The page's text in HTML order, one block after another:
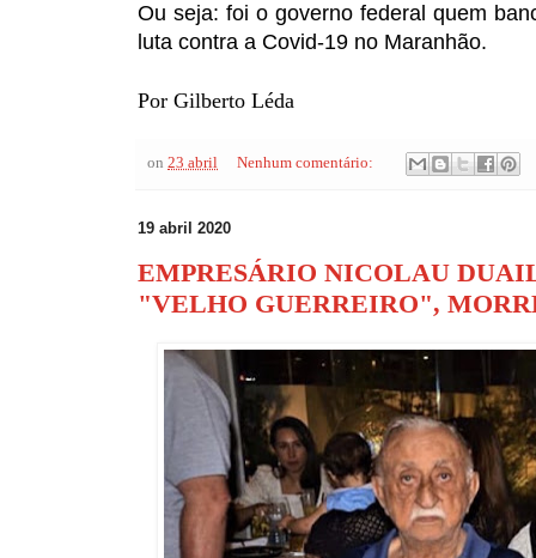
Ou seja: foi o governo federal quem
luta contra a Covid-19 no Maranhão.
Por Gilberto Léda
on 23 abril Nenhum comentário:
19 abril 2020
EMPRESÁRIO NICOLAU
"VELHO GUERREIRO",